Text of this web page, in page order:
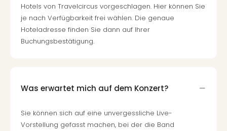
Hotels von Travelcircus vorgeschlagen. Hier können Sie
je nach Verfügbarkeit frei wählen. Die genaue
Hoteladresse finden Sie dann auf Ihrer
Buchungsbestätigung.
Was erwartet mich auf dem Konzert?
Sie können sich auf eine unvergessliche Live-
Vorstellung gefasst machen, bei der die Band